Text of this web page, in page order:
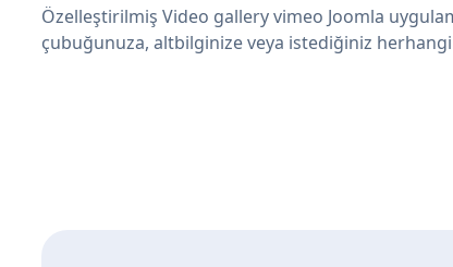
Özelleştirilmiş Video gallery vimeo Joomla
çubuğunuza, altbilginize veya istediğiniz